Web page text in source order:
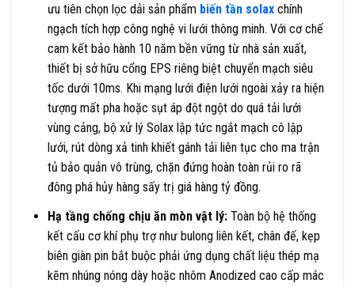
ưu tiên chọn lọc dải sản phẩm biến tần solaxchính
ngạch tích hợp công nghệ vi lưới thông minh. Với cơ chế
cam kết bảo hành 10 năm bền vững từ nhà sản xuất,
thiết bị sở hữu cổng EPS riêng biệt chuyển mạch siêu
tốc dưới 10ms. Khi mạng lưới điện lưới ngoài xảy ra hiện
tượng mất pha hoặc sụt áp đột ngột do quá tải lưới
vùng cảng, bộ xử lý Solax lập tức ngắt mạch cô lập
lưới, rút dòng xả tinh khiết gánh tải liên tục cho ma trận
tủ bảo quản vô trùng, chặn đứng hoàn toàn rủi ro rã
đông phá hủy hàng sấy trị giá hàng tỷ đồng.
Hạ tầng chống chịu ăn mòn vật lý:Toàn bộ hệ thống
kết cấu cơ khí phụ trợ như bulong liên kết, chân đế, kẹp
biên giàn pin bắt buộc phải ứng dụng chất liệu thép mạ
kẽm nhúng nóng dày hoặc nhôm Anodized cao cấp mác